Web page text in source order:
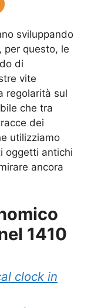
sviluppando
per questo, le
di
vite
regolarità sul
che tra
dei
utilizziamo
oggetti antichi
ancora
1410
clock in